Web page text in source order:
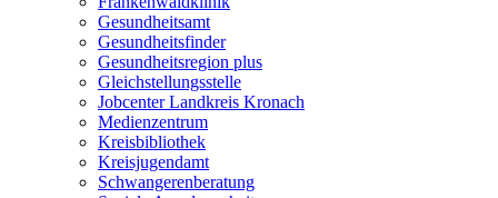
Gesundheitsamt
Gesundheitsfinder
Gesundheitsregion plus
Gleichstellungsstelle
Jobcenter Landkreis Kronach
Medienzentrum
Kreisbibliothek
Kreisjugendamt
Schwangerenberatung